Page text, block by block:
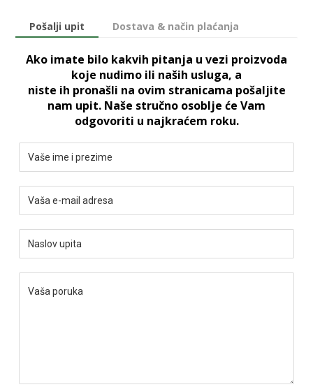
Pošalji upit Dostava & način plaćanja
Ako imate bilo kakvih pitanja u vezi proizvoda
koje nudimo ili naših usluga, a
niste ih pronašli na ovim stranicama pošaljite
nam upit. Naše stručno osoblje će Vam
odgovoriti u najkraćem roku.